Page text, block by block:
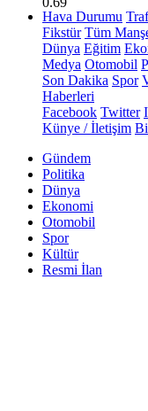
Hava Durumu
Fikstür Tüm
Dünya Eğitim
Medya Otomobil
Son Dakika Spor
Haberleri
Facebook Twitter
Künye / İletişim
Gündem
Politika
Dünya
Ekonomi
Otomobil
Spor
Kültür
Resmi İlan